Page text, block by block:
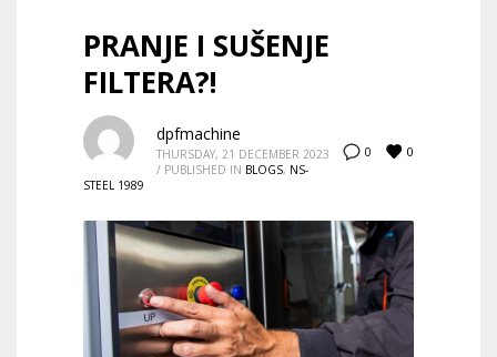
PRANJE I SUŠENJE
FILTERA?!
0 0
dpfmachine
THURSDAY, 21 DECEMBER 2023
/ PUBLISHED IN BLOGS, NS-
STEEL 1989